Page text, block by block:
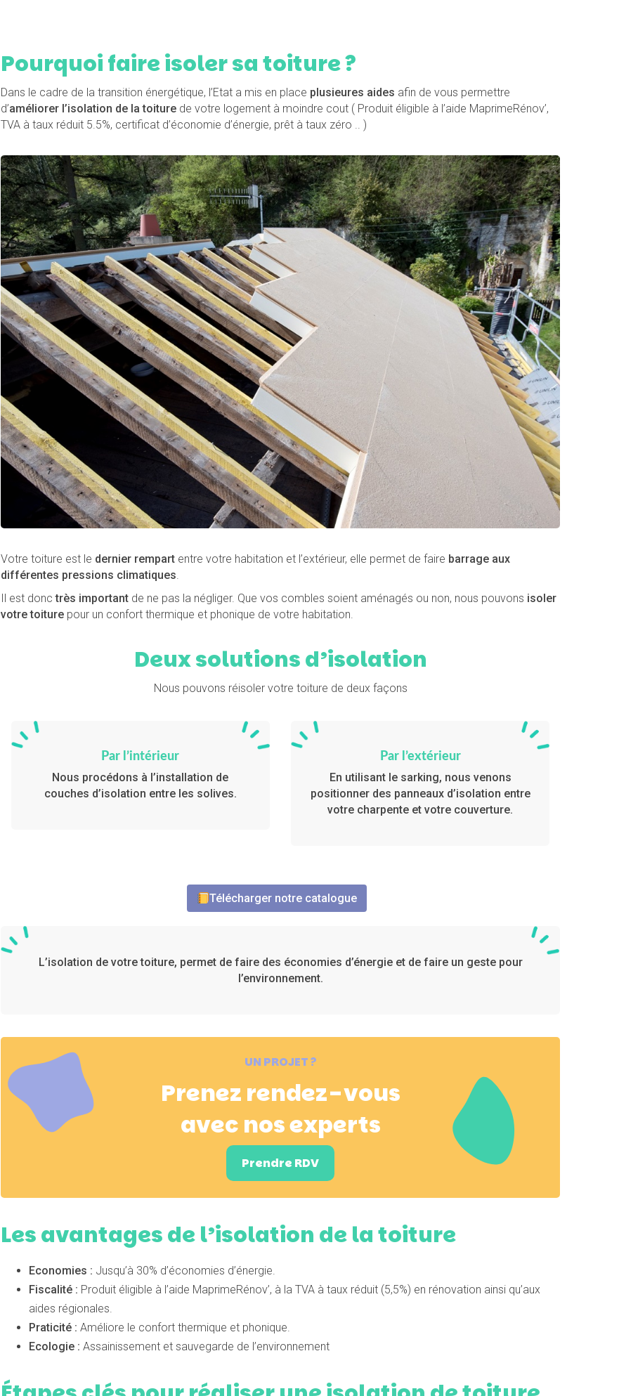
Pourquoi faire isoler sa toiture ?
Dans le cadre de la transition énergétique, l’Etat a mis en place plusieures aides afin de vous permettre
d’améliorer l’isolation de la toiturede votre logement à moindre cout ( Produit éligible à l’aide MaprimeRénov’,
TVA à taux réduit 5.5%, certificat d’économie d’énergie, prêt à taux zéro .. )
Votre toiture est le dernier rempartentre votre habitation et l’extérieur, elle permet de faire barrage aux
différentes pressions climatiques.
Il est donctrès importantde ne pas la négliger. Que vos combles soient aménagés ou non, nous pouvons isoler
votre toiturepour un confort thermique et phonique de votre habitation.
Deux solutions d’isolation
Nous pouvons réisoler votre toiture de deux façons
Par l’intérieur
Nous procédons à l’installation de
couches d’isolation entre les solives.
Par l’extérieur
En utilisant le sarking, nous venons
positionner des panneaux d’isolation entre
votre charpente et votre couverture.
Télécharger notre catalogue
L’isolation de votre toiture, permet de faire des économies d’énergie et de faire un geste pour
l’environnement.
UN PROJET ?
Prenez rendez-vous
avec nos experts
Prendre RDV
Les avantages de l’isolation de la toiture
Economies : Jusqu’à 30% d’économies d’énergie.
Fiscalité : Produit éligible à l’aide MaprimeRénov’, à la TVA à taux réduit (5,5%) en rénovation ainsi qu’aux
aides régionales.
Praticité : Améliore le confort thermique et phonique.
Ecologie : Assainissement et sauvegarde de l’environnement